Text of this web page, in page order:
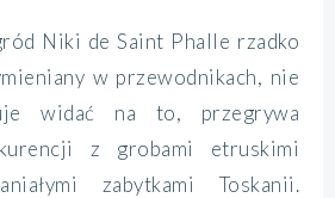
Niki de Saint Phalle rzadko
w przewodnikach, nie
widać na to, przegrywa
z grobami etruskimi
zabytkami Toskanii.